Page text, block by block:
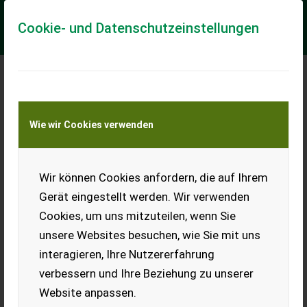
Cookie- und Datenschutzeinstellungen
Wie wir Cookies verwenden
Wir können Cookies anfordern, die auf Ihrem
Gerät eingestellt werden. Wir verwenden
Cookies, um uns mitzuteilen, wenn Sie
unsere Websites besuchen, wie Sie mit uns
interagieren, Ihre Nutzererfahrung
verbessern und Ihre Beziehung zu unserer
Website anpassen.
Meine Transportkostenanfrage
Transport von Land- und Baumaschinen –
KEINE Tiertransporte
Enoveneta PP 45 - 550
ENOVENETA Traubenpressen mit halboffenem oder
geschlossenem Press-System. Korbgrößen von 4.500 l bis
55.000 l Volumen verfügbar. Automatische Press...
EUR 70.680 inkl. 20 % MwSt.